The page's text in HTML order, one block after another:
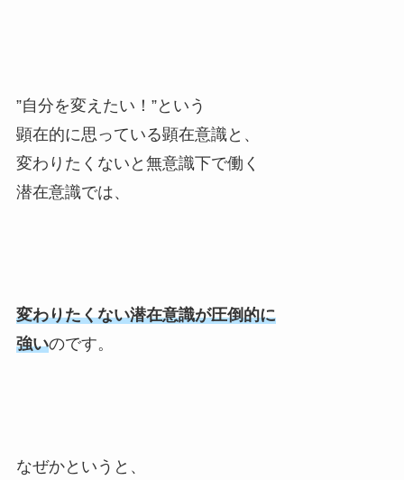
”自分を変えたい！”という
顕在的に思っている顕在意識と、
変わりたくないと無意識下で働く
潜在意識では、
変わりたくない潜在意識が圧倒的に
強いのです。
なぜかというと、